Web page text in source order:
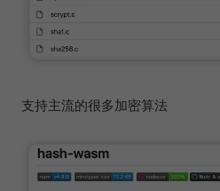
支持主流的很多加密算法